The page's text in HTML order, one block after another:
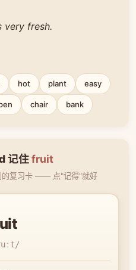
very fresh.
hot plant easy
chair bank
记住fruit
的复习卡 —— 点"记得"就好